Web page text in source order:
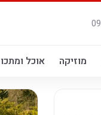
מוזיקה אוכל